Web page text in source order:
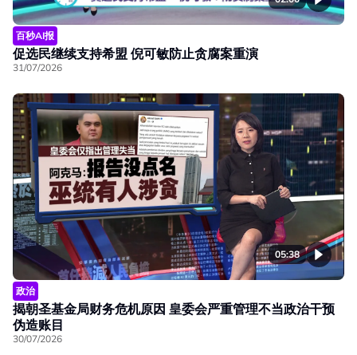
百秒AI报
促选民继续支持希盟 倪可敏防止贪腐案重演
31/07/2026
05:38
政治
揭朝圣基金局财务危机原因 皇委会严重管理不当政治干预
伪造账目
30/07/2026